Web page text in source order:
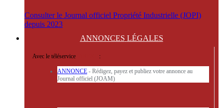
Consulter le Journal officiel Propriété Industrielle (JOPI)
depuis 2023
ANNONCES LÉGALES
Avec le téléservice :
ANNONCE - Rédigez, payez et publiez votre annonce au
Journal officiel (JOAM)